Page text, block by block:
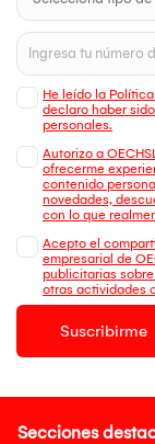
He leído la
declaro haber
personales.
Autorizo a
ofrecerme
contenido
novedades,
con lo que
Acepto el
empresarial de
publicitarias
otras actividades
Suscribirme
Secciones